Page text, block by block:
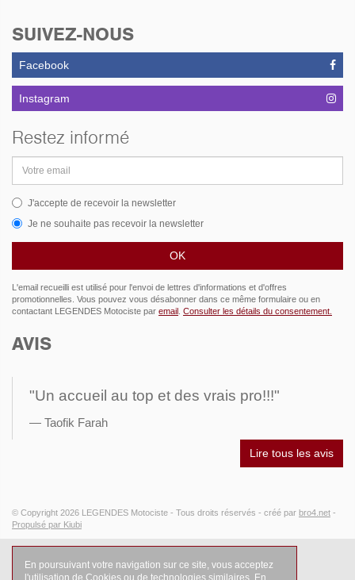
SUIVEZ-NOUS
Facebook
Instagram
Restez informé
email
J'accepte de recevoir la newsletter
Je ne souhaite pas recevoir la newsletter
L'email recueilli est utilisé pour l'envoi de lettres d'informations et d'offres
promotionnelles. Vous pouvez vous désabonner dans ce même formulaire ou en
contactant LEGENDES Motociste par email Consulter les détails du consentement.
AVIS
"Un accueil au top et des vrais pro!!!"
Taofik Farah
Lire tous les avis
© Copyright 2026 LEGENDES Motociste - Tous droits réservés - créé par bro4.net -
Propulsé par Kiubi
En poursuivant votre navigation sur ce site, vous acceptez
l'utilisation de Cookies ou de technologies similaires. En